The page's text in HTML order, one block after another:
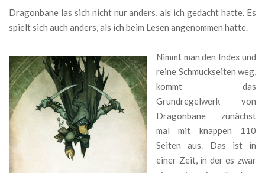
Dragonbane las sich nicht nur anders, als ich gedacht hatte. Es
spielt sich auch anders, als ich beim Lesen angenommen hatte.
Nimmt man den Index und
reine Schmuckseiten weg,
kommt das
Grundregelwerk von
Dragonbane zunächst
mal mit knappen 110
Seiten aus. Das ist in
einer Zeit, in der es zwar